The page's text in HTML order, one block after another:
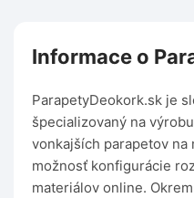
Informace o
ParapetyDeokork.sk je
špecializovaný na
vonkajších parapetov na
možnosť konfigurácie
materiálov online.